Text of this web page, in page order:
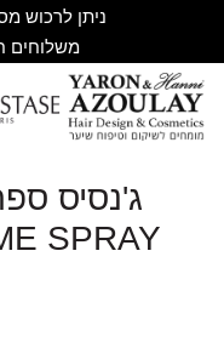
ניתן לרכוש מסכות 500 מ"ל
משלוחים
ג'נסיס
SPRAY